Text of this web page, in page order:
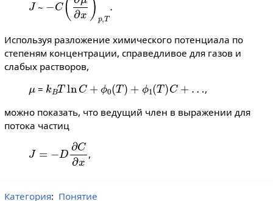
~
Используя разложение химического потенциала по
степеням концентрации, справедливое для газов и
слабых растворов,
=
k BTln + ( )+ϕ T C+…
,
можно показать, что ведущий член в выражении для
потока частиц
∂x
,
Категория: Понятие